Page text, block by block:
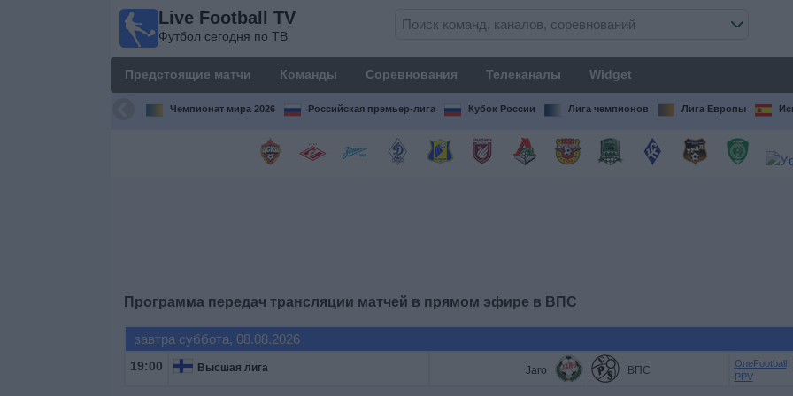
Live Football TV
Футбол сегодня по ТВ
Предстоящие матчи Команды Соревнования Телеканалы Widget
Чемпионат мира 2026 Российская премьер-лига Кубок России Лига чемпионов Лига Европы
Программа передач трансляции матчей в прямом эфире в ВПС
завтра суббота, 08.08.2026
19:00 Высшая лига Jaro ВПС
OneFootball
PPV